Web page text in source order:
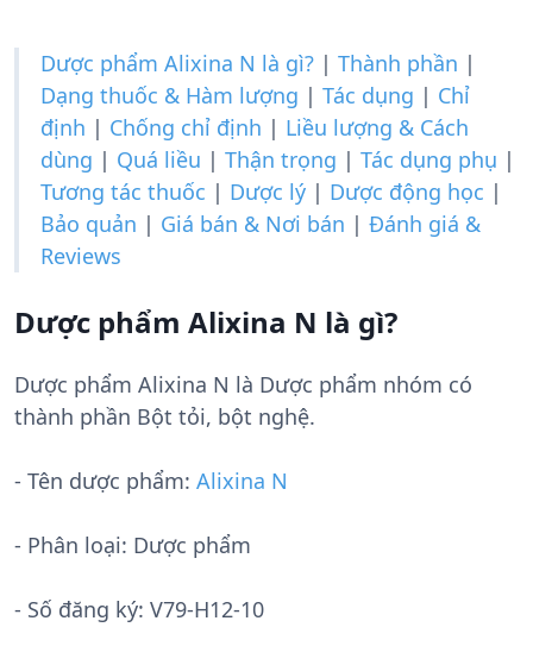
Dược phẩm Alixina N là gì? | Thành phần |
Dạng thuốc & Hàm lượng | Tác dụng | Chỉ
định | Chống chỉ định | Liều lượng & Cách
dùng | Quá liều | Thận trọng | Tác dụng phụ |
Tương tác thuốc | Dược lý | Dược động học |
Bảo quản | Giá bán & Nơi bán | Đánh giá &
Reviews
Dược phẩm Alixina N là gì?
Dược phẩm Alixina N là Dược phẩm nhóm có
thành phần Bột tỏi, bột nghệ.
- Tên dược phẩm: Alixina N
- Phân loại: Dược phẩm
- Số đăng ký: V79-H12-10